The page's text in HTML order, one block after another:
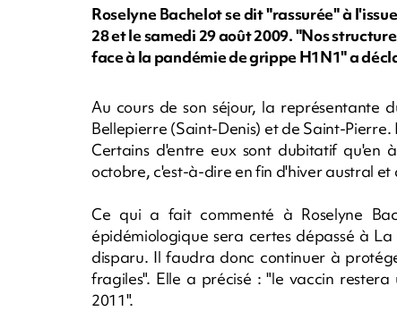
Roselyne Bachelot se dit "rassurée" à
28 et le samedi 29 août 2009. "Nos
face à la pandémie de grippe H1N1" a
Au cours de son séjour, la représentante
Bellepierre (Saint-Denis) et de Saint-Pierre.
Certains d'entre eux sont dubitatif
octobre, c'est-à-dire en fin d'hiver austral
Ce qui a fait commenté à Roselyne
épidémiologique sera certes dépassé à
disparu. Il faudra donc continuer à
fragiles". Elle a précisé : "le vaccin
2011".